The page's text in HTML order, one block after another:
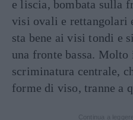
e liscia, bombata sulla
visi ovali e rettangolari
sta bene ai visi tondi e
una fronte bassa.
scriminatura centrale,
forme di viso, tranne a